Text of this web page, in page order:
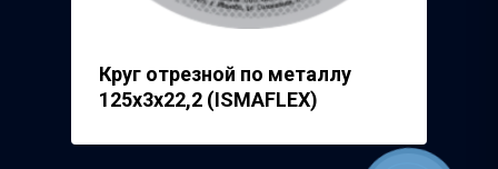
Круг отрезной по металлу
125х3х22,2 (ISMAFLEX)